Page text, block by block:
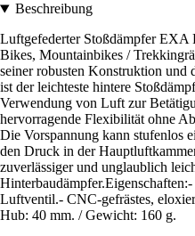
Beschreibung
Luftgefederter Stoßdämpfer
Bikes, Mountainbikes /
seiner robusten Konstruktion und
ist der leichteste hintere
Verwendung von Luft zur
hervorragende Flexibilität ohne
Die Vorspannung kann stufenlos
den Druck in der
zuverlässiger und unglaublich
Luftventil.- CNC-gefrästes,
Hub: 40 mm. / Gewicht: 160 g.